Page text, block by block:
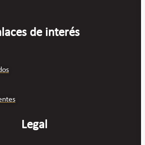
de interés
Legal